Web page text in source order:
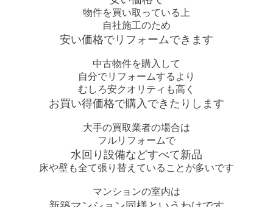
物件を買い取っている上
自社施工のため
安い価格でリフォームできます
中古物件を購入して
自分でリフォームするより
むしろ安クオリティも高く
お買い得価格で購入できたりします
大手の買取業者の場合は
フルリフォームで
水回り設備などすべて新品
床や壁も全て張り替えていることが多いです
マンションの室内は